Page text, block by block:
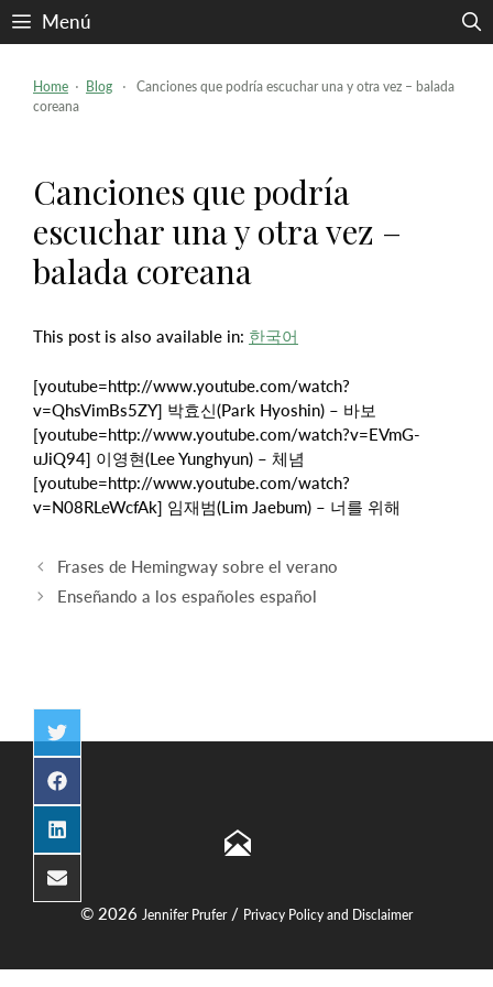
Saltar Menú
Home ⋅ Blog ⋅ Canciones que podría escuchar una y otra vez – balada
coreana
Canciones que podría
escuchar una y otra vez –
balada coreana
This post is also available in: 한국어
[youtube=http://www.youtube.com/watch?
v=QhsVimBs5ZY] 박효신(Park Hyoshin) – 바보
[youtube=http://www.youtube.com/watch?v=EVmG-
uJiQ94] 이영현(Lee Yunghyun) – 체념
[youtube=http://www.youtube.com/watch?
v=N08RLeWcfAk] 임재범(Lim Jaebum) – 너를 위해
Navegación
Frases de Hemingway sobre el verano
Enseñando a los españoles español
Compartir
en
Twitter
Compartir
en
Facebook
Compartir
en
LinkedIn
Compartir
en
Email
© 2026 Jennifer Prufer/ Privacy Policy and Disclaimer